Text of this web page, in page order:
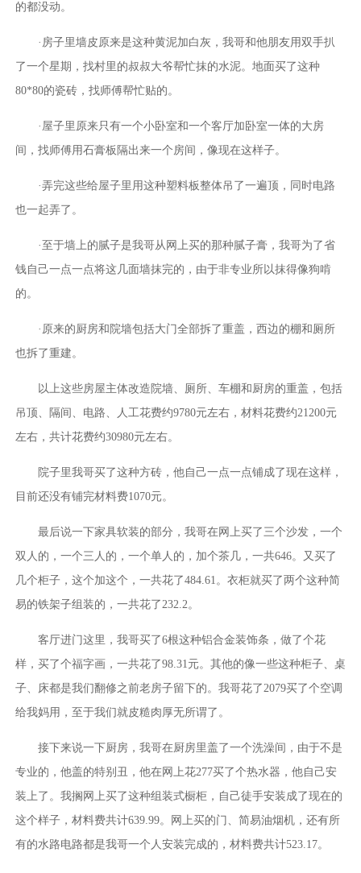
的都没动。
·房子里墙皮原来是这种黄泥加白灰，我哥和他朋友用双手扒
了一个星期，找村里的叔叔大爷帮忙抹的水泥。地面买了这种
80*80的瓷砖，找师傅帮忙贴的。
·屋子里原来只有一个小卧室和一个客厅加卧室一体的大房
间，找师傅用石膏板隔出来一个房间，像现在这样子。
·弄完这些给屋子里用这种塑料板整体吊了一遍顶，同时电路
也一起弄了。
·至于墙上的腻子是我哥从网上买的那种腻子膏，我哥为了省
钱自己一点一点将这几面墙抹完的，由于非专业所以抹得像狗啃
的。
·原来的厨房和院墙包括大门全部拆了重盖，西边的棚和厕所
也拆了重建。
以上这些房屋主体改造院墙、厕所、车棚和厨房的重盖，包括
吊顶、隔间、电路、人工花费约9780元左右，材料花费约21200元
左右，共计花费约30980元左右。
院子里我哥买了这种方砖，他自己一点一点铺成了现在这样，
目前还没有铺完材料费1070元。
最后说一下家具软装的部分，我哥在网上买了三个沙发，一个
双人的，一个三人的，一个单人的，加个茶几，一共646。又买了
几个柜子，这个加这个，一共花了484.61。衣柜就买了两个这种简
易的铁架子组装的，一共花了232.2。
客厅进门这里，我哥买了6根这种铝合金装饰条，做了个花
样，买了个福字画，一共花了98.31元。其他的像一些这种柜子、桌
子、床都是我们翻修之前老房子留下的。我哥花了2079买了个空调
给我妈用，至于我们就皮糙肉厚无所谓了。
接下来说一下厨房，我哥在厨房里盖了一个洗澡间，由于不是
专业的，他盖的特别丑，他在网上花277买了个热水器，他自己安
装上了。我搁网上买了这种组装式橱柜，自己徒手安装成了现在的
这个样子，材料费共计639.99。网上买的门、简易油烟机，还有所
有的水路电路都是我哥一个人安装完成的，材料费共计523.17。